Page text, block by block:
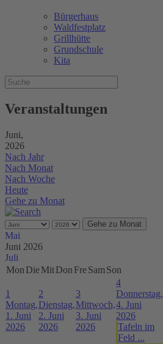
Bürgerhaus
Waldfestplatz
Grillhütte
Grundschule
Kita
Veranstaltungen
Juni,
2026
Nach Jahr
Nach Monat
Nach Woche
Heute
Gehe zu Monat
Gehe zu Monat
Mai
Juni 2026
Juli
Mon DieMitDon FreSam Son
1
Montag,
1. Juni
2026
2
Dienstag,
2. Juni
2026
3
Mittwoch,
3. Juni
2026
4
Donnerstag,
4. Juni
2026
Tafeln im
Feld ...